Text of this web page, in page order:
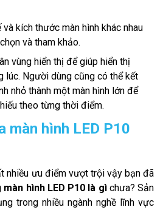
kích thước màn hình khác nhau
và tham khảo.
vùng hiển thị để giúp hiển thị
lúc. Người dùng cũng có thể kết
nhỏ thành một màn hình lớn để
theo từng thời điểm.
màn hình LED P10
nhiều ưu điểm vượt trội vậy bạn đã
màn hình LED P10 là gìchưa? Sản
trong nhiều ngành nghề lĩnh vực